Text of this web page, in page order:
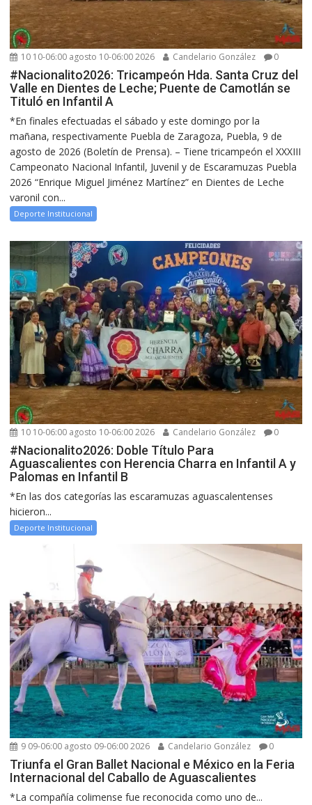
10 10-06:00 agosto 10-06:00 2026 Candelario González 0
#Nacionalito2026: Tricampeón Hda. Santa Cruz del
Valle en Dientes de Leche; Puente de Camotlán se
Tituló en Infantil A
*En finales efectuadas el sábado y este domingo por la
mañana, respectivamente Puebla de Zaragoza, Puebla, 9 de
agosto de 2026 (Boletín de Prensa). – Tiene tricampeón el XXXIII
Campeonato Nacional Infantil, Juvenil y de Escaramuzas Puebla
2026 “Enrique Miguel Jiménez Martínez” en Dientes de Leche
varonil con...
Deporte Institucional
10 10-06:00 agosto 10-06:00 2026 Candelario González 0
#Nacionalito2026: Doble Título Para
Aguascalientes con Herencia Charra en Infantil A y
Palomas en Infantil B
*En las dos categorías las escaramuzas aguascalentenses
hicieron...
Deporte Institucional
9 09-06:00 agosto 09-06:00 2026 Candelario González 0
Triunfa el Gran Ballet Nacional e México en la Feria
Internacional del Caballo de Aguascalientes
*La compañía colimense fue reconocida como uno de...